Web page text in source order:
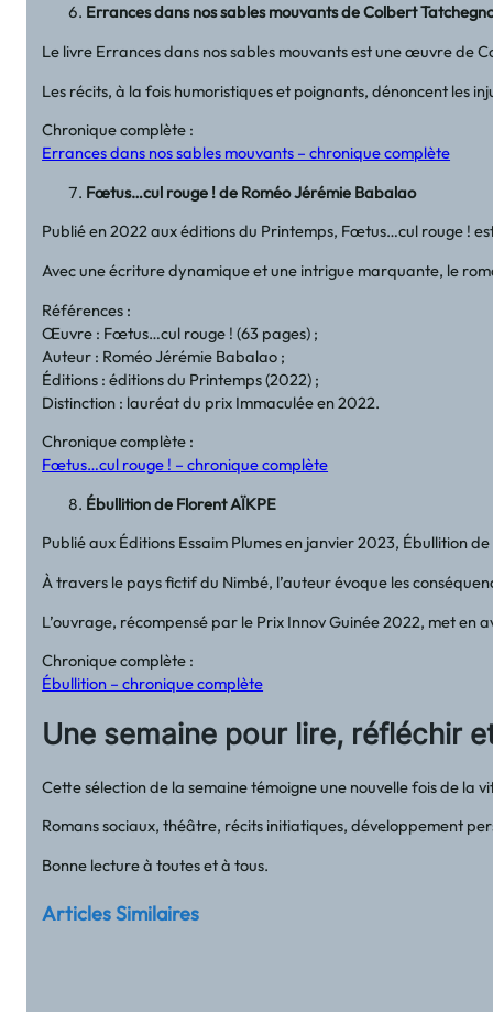
Errances dans nos sables mouvants de Colbert
Le livre Errances dans nos sables mouvants est une œuvre de
Les récits, à la fois humoristiques et poignants, dénoncent les
Chronique complète :
Errances dans nos sables mouvants – chronique complète
Fœtus…cul rouge ! de Roméo Jérémie Babalao
Publié en 2022 aux éditions du Printemps, Fœtus…cul rouge !
Avec une écriture dynamique et une intrigue marquante, le
Références :
Œuvre : Fœtus…cul rouge ! (63 pages) ;
Auteur : Roméo Jérémie Babalao ;
Éditions : éditions du Printemps (2022) ;
Distinction : lauréat du prix Immaculée en 2022.
Chronique complète :
Fœtus…cul rouge ! – chronique complète
Ébullition de Florent AÏKPE
Publié aux Éditions Essaim Plumes en janvier 2023, Ébullition
À travers le pays fictif du Nimbé, l’auteur évoque les
L’ouvrage, récompensé par le Prix Innov Guinée 2022, met
Chronique complète :
Ébullition – chronique complète
Une semaine pour lire, réfléchir
Cette sélection de la semaine témoigne une nouvelle fois de
Romans sociaux, théâtre, récits initiatiques, développement
Bonne lecture à toutes et à tous.
Articles Similaires